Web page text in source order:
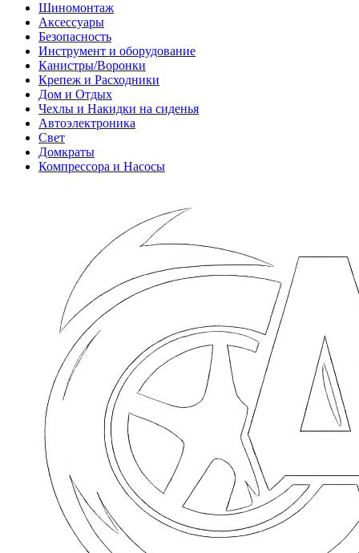
Шиномонтаж
Аксессуары
Безопасность
Инструмент и оборудование
Канистры/Воронки
Крепеж и Расходники
Дом и Отдых
Чехлы и Накидки на сиденья
Автоэлектроника
Свет
Домкраты
Компрессора и Насосы